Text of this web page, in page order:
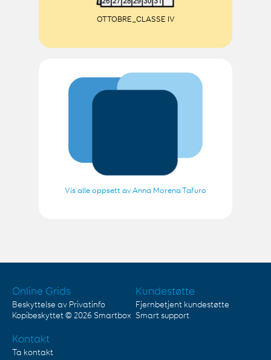
OTTOBRE_CLASSE IV
Vis alle oppsett av Anna Morena Tafuro
Online Grids
Beskyttelse av Privatinfo
Kopibeskyttet © 2026 Smartbox
Kundestøtte
Fjernbetjent kundestøtte
Smart support
Kontakt
Ta kontakt